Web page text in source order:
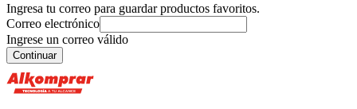
Ingresa tu correo para guardar productos favoritos.
Correo electrónico
Ingrese un correo válido
Continuar